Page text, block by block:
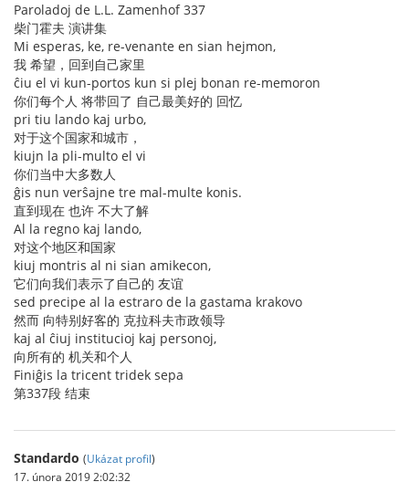
Paroladoj de L.L. Zamenhof 337
柴门霍夫 演讲集
Mi esperas, ke, re-venante en sian hejmon,
我 希望，回到自己家里
ĉiu el vi kun-portos kun si plej bonan re-memoron
你们每个人 将带回了 自己最美好的 回忆
pri tiu lando kaj urbo,
对于这个国家和城市，
kiujn la pli-multo el vi
你们当中大多数人
ĝis nun verŝajne tre mal-multe konis.
直到现在 也许 不大了解
Al la regno kaj lando,
对这个地区和国家
kiuj montris al ni sian amikecon,
它们向我们表示了自己的 友谊
sed precipe al la estraro de la gastama krakovo
然而 向特别好客的 克拉科夫市政领导
kaj al ĉiuj institucioj kaj personoj,
向所有的 机关和个人
Finiĝis la tricent tridek sepa
第337段 结束
Standardo (Ukázat profil)
17. února 2019 2:02:32